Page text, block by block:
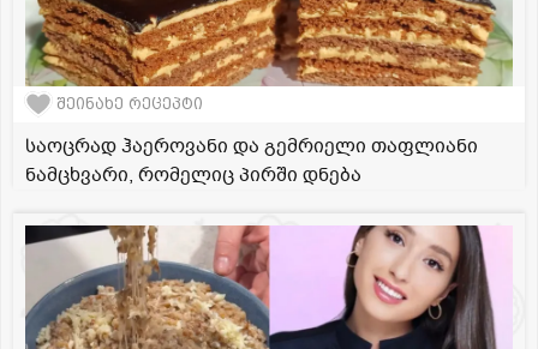
შეინახე რეცეპტი
საოცრად ჰაეროვანი და გემრიელი თაფლიანი
ნამცხვარი, რომელიც პირში დნება